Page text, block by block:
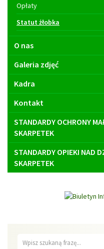
Opłaty
Statut żłobka
O nas
Galeria zdjęć
Kadra
Kontakt
STANDARDY OCHRONY
SKARPETEK
STANDARDY OPIEKI NAD
SKARPETEK
Wyszukiwarka